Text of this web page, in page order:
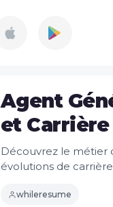
Agent
et Carrière
Découvrez le métier
évolutions de
whileresume